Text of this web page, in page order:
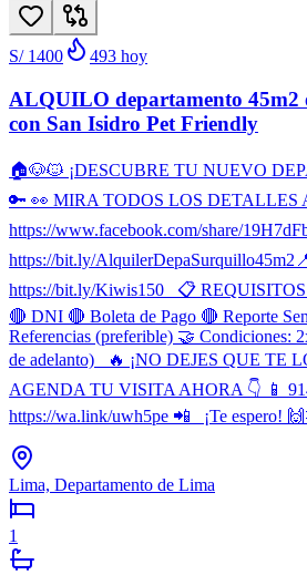
S/ 1400 493 hoy
ALQUILO departamento
con San Isidro Pet Friendly
🏠🐶🐱 ¡DESCUBRE TU NUEVO
🔑 👀 MIRA TODOS LOS DETALLES
https://www.facebook.com/share/
https://bit.ly/AlquilerDepaSurquillo45m2
https://bit.ly/Kiwis150 📋
🔴 DNI 🔴 Boleta de Pago 🔴 Reporte
Referencias (preferible) 🤝 Condiciones:
de adelanto) 🔥 ¡NO DEJES QUE TE
AGENDA TU VISITA AHORA 👇 📱
https://wa.link/uwh5pe 📲 ¡Te espero!
Lima, Departamento de Lima
1